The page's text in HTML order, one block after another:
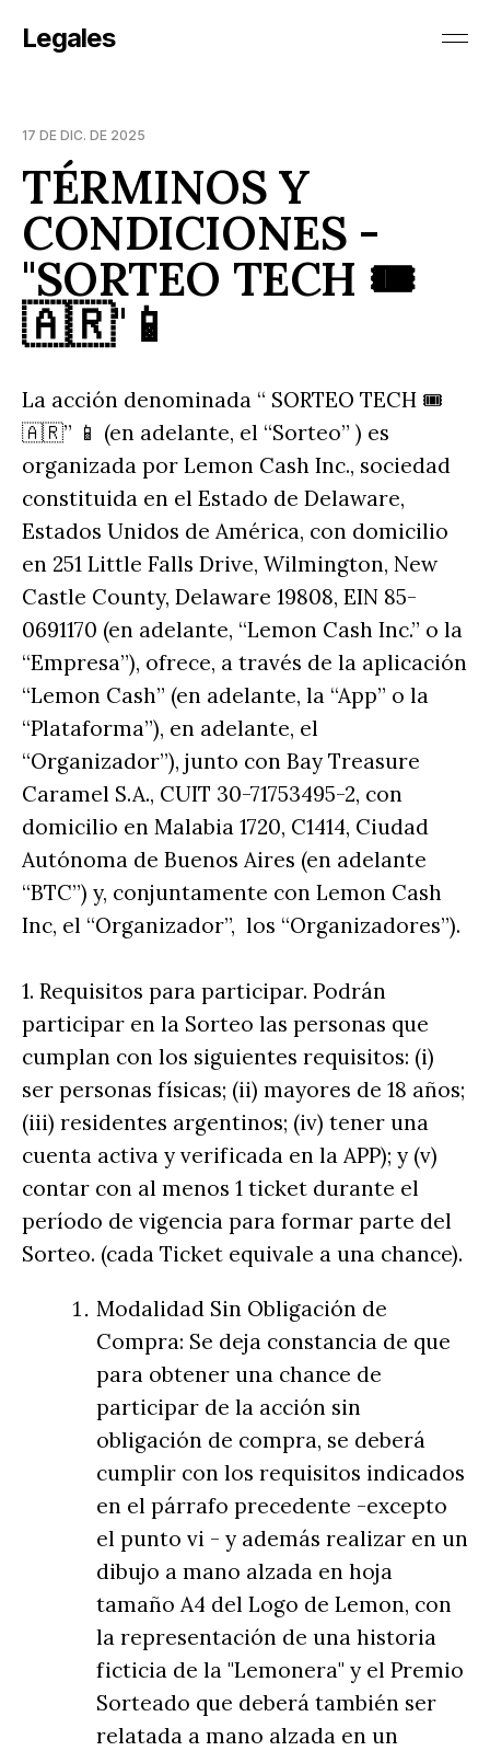
Legales
17 DE DIC. DE 2025
TÉRMINOS Y
CONDICIONES -
"SORTEO TECH 🎟️
🇦🇷"📱
La acción denominada “ SORTEO TECH 🎟️
🇦🇷” 📱 (en adelante, el “Sorteo” ) es
organizada por Lemon Cash Inc., sociedad
constituida en el Estado de Delaware,
Estados Unidos de América, con domicilio
en 251 Little Falls Drive, Wilmington, New
Castle County, Delaware 19808, EIN 85-
0691170 (en adelante, “Lemon Cash Inc.” o la
“Empresa”), ofrece, a través de la aplicación
“Lemon Cash” (en adelante, la “App” o la
“Plataforma”), en adelante, el
“Organizador”), junto con Bay Treasure
Caramel S.A., CUIT 30-71753495-2, con
domicilio en Malabia 1720, C1414, Ciudad
Autónoma de Buenos Aires (en adelante
“BTC”) y, conjuntamente con Lemon Cash
Inc, el “Organizador”, los “Organizadores”).
1. Requisitos para participar. Podrán
participar en la Sorteo las personas que
cumplan con los siguientes requisitos: (i)
ser personas físicas; (ii) mayores de 18 años;
(iii) residentes argentinos; (iv) tener una
cuenta activa y verificada en la APP); y (v)
contar con al menos 1 ticket durante el
período de vigencia para formar parte del
Sorteo. (cada Ticket equivale a una chance).
Modalidad Sin Obligación de
Compra: Se deja constancia de que
para obtener una chance de
participar de la acción sin
obligación de compra, se deberá
cumplir con los requisitos indicados
en el párrafo precedente -excepto
el punto vi - y además realizar en un
dibujo a mano alzada en hoja
tamaño A4 del Logo de Lemon, con
la representación de una historia
ficticia de la "Lemonera" y el Premio
Sorteado que deberá también ser
relatada a mano alzada en un